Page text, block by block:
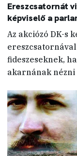
Ereszcsatornát
képviselő a
Az akciózó DK-s
fideszeseknek,
akarnának nézni